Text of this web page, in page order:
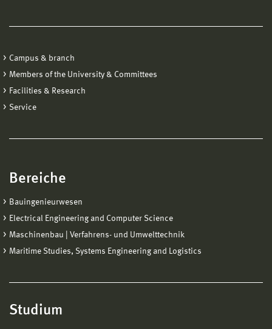
Campus & branch
Members of the University & Committees
Facilities & Research
Service
Bereiche
Bauingenieurwesen
Electrical Engineering and Computer Science
Maschinenbau | Verfahrens- und Umwelttechnik
Maritime Studies, Systems Engineering and Logistics
Studium